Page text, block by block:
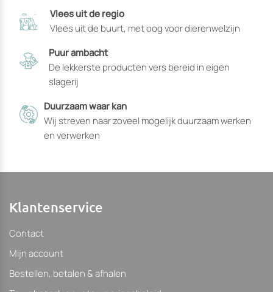
op
de
productpagina
gekozen
de
kunnen
Vlees uit de regio
Vlees uit de buurt, met oog voor dierenwelzijn
Puur ambacht
De lekkerste producten vers bereid in eigen
slagerij
Duurzaam waar kan
Wij streven naar zoveel mogelijk duurzaam werken
en verwerken
Klantenservice
Contact
Mijn account
Bestellen, betalen & afhalen